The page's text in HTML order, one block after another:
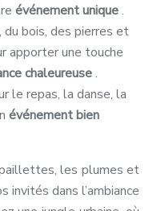
événement unique.
bois, des pierres et
apporter une touche
chaleureuse.
le repas, la danse, la
événement bien
les plumes et
dans l’ambiance